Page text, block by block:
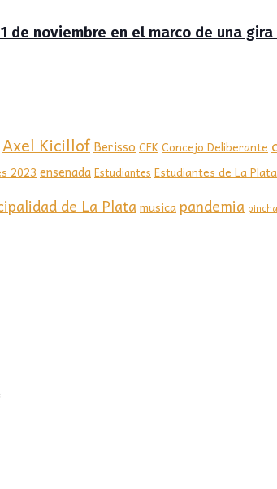
de noviembre en el marco de una
Axel Kicillof Berisso CFKConcejo Deliberante
2023 ensenada Estudiantes Estudiantes de La Plata
de La Plata musicapandemia pincha